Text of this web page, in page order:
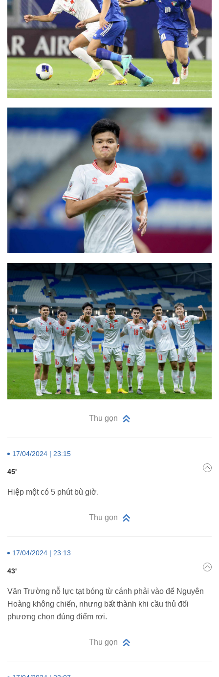
Thu gọn
17/04/2024 | 23:15
45'
Hiệp một có 5 phút bù giờ.
Thu gọn
17/04/2024 | 23:13
43'
Văn Trường nỗ lực tạt bóng từ cánh phải vào để Nguyên
Hoàng không chiến, nhưng bất thành khi cầu thủ đối
phương chọn đúng điểm rơi.
Thu gọn